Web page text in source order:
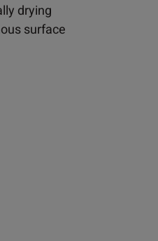
drying
surface